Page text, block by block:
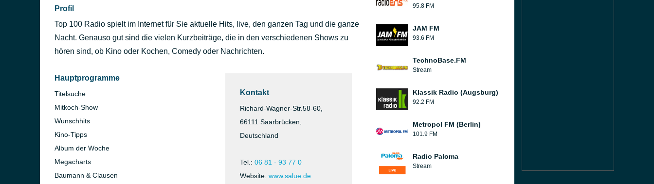
Profil
Top 100 Radio spielt im Internet für Sie aktuelle Hits, live, den ganzen Tag und die ganze
Nacht. Genauso gut sind die vielen Kurzbeiträge, die in den verschiedenen Shows zu
hören sind, ob Kino oder Kochen, Comedy oder Nachrichten.
Hauptprogramme
Titelsuche
Mitkoch-Show
Wunschhits
Kino-Tipps
Album der Woche
Megacharts
Baumann & Clausen
Kontakt
Richard-Wagner-Str.58-60,
66111 Saarbrücken,
Deutschland
Tel.: 06 81 - 93 77 0
Website: www.salue.de
95.8 FM
JAM FM
93.6 FM
TechnoBase.FM
Stream
Klassik Radio (Augsburg)
92.2 FM
Metropol FM (Berlin)
101.9 FM
Radio Paloma
Stream